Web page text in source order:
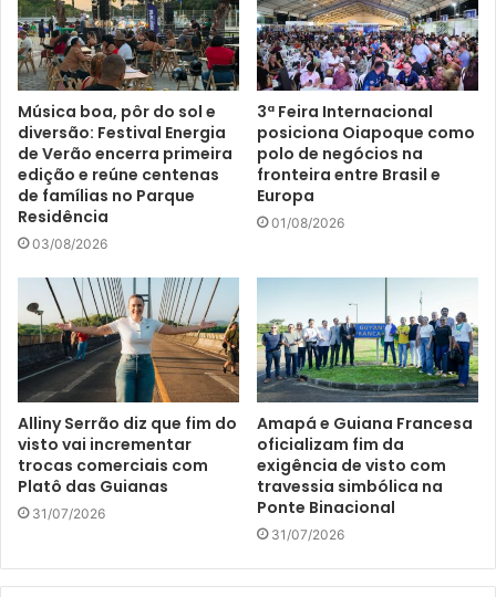
Música boa, pôr do sol e
diversão: Festival Energia
de Verão encerra primeira
edição e reúne centenas
de famílias no Parque
Residência
03/08/2026
3ª Feira Internacional
posiciona Oiapoque como
polo de negócios na
fronteira entre Brasil e
Europa
01/08/2026
Alliny Serrão diz que fim do
visto vai incrementar
trocas comerciais com
Platô das Guianas
31/07/2026
Amapá e Guiana Francesa
oficializam fim da
exigência de visto com
travessia simbólica na
Ponte Binacional
31/07/2026